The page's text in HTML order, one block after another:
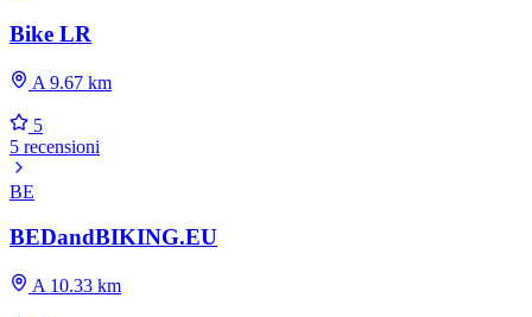
Bike LR
A 9.67 km
5
5 recensioni
BE
BEDandBIKING.EU
A 10.33 km